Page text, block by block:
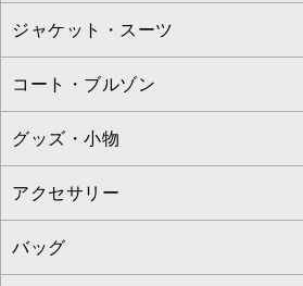
ニット・セーター
カーディガン
アンサンブルセット
ベスト・ジレ
パーカー
ドレス
チュニック
ジャンパースカート
その他のワンピース・ドレス
フルレングスパンツ
クロップド・半端丈パンツ
ガウチョ・ワイドパンツ
ハーフ・ショート丈パンツ
サロペット・オールインワン
すべてのスカート
ロング・マキシ丈スカート
ひざ丈スカート
ミモレ丈スカート
ショート・ミニ丈スカート
ジャケット・スーツ
すべてのジャケット・スーツ
テーラードジャケット
ノーカラージャケット
セットアップ
コート・ブルゾン
すべてのコート・ブルゾン
トレンチコート
ピーコート
グッズ・小物
すべてのグッズ・小物
マスク
アクセサリー
すべてのアクセサリー
バッグ